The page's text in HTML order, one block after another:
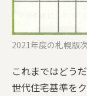
2021年度の札幌版
これまではどう
世代住宅基準を